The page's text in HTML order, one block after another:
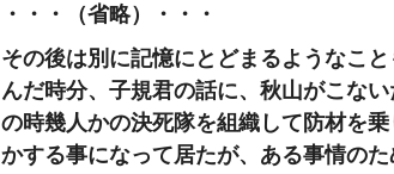
・・・（省略）・・・
その後は別に記憶にとどまるようなこ
んだ時分、子規君の話に、秋山がこな
の時幾人かの決死隊を組織して防材を
かする事になって居たが、ある事情の